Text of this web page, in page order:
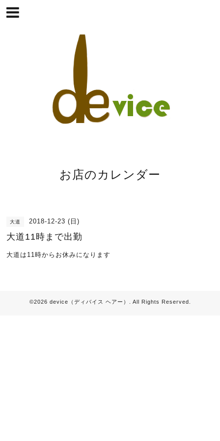
お店のカレンダー
大道 2018-12-23 (日)
大道11時まで出勤
大道は11時からお休みになります
©2026 device（ディバイス ヘアー） . All Rights Reserved.